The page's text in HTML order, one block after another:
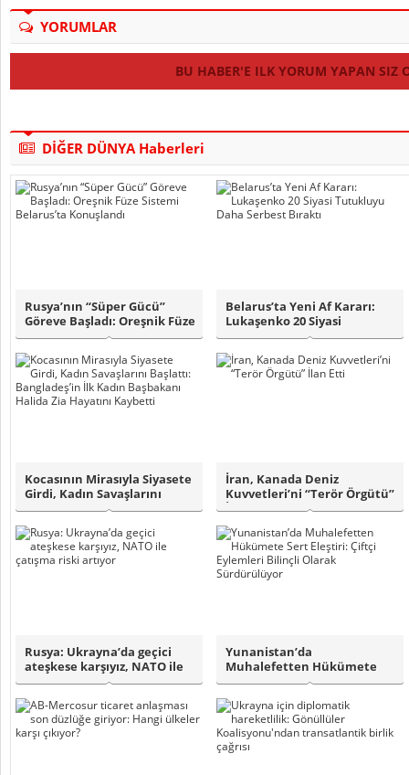
YORUMLAR
BU HABER'E ILK YORUM YAPAN SIZ
DİĞER DÜNYA Haberleri
Rusya’nın “Süper Gücü”
Göreve Başladı: Oreşnik Füze
Sistemi ..
Belarus’ta Yeni Af Kararı:
Lukaşenko 20 Siyasi
Tutukluyu Dah..
Kocasının Mirasıyla Siyasete
Girdi, Kadın Savaşlarını
Başlat..
İran, Kanada Deniz
Kuvvetleri’ni “Terör Örgütü”
İlan Etti..
Rusya: Ukrayna’da geçici
ateşkese karşıyız, NATO ile
çatışma..
Yunanistan’da
Muhalefetten Hükümete
Sert Eleştiri: Çiftçi Ey..